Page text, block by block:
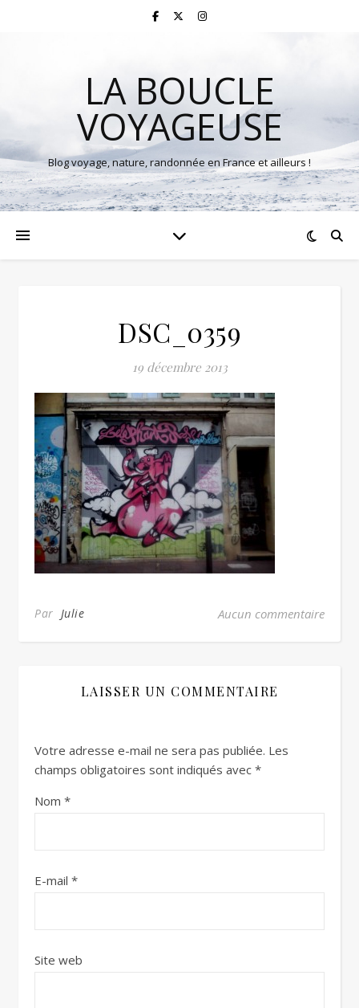
LA BOUCLE
VOYAGEUSE
Blog voyage, nature, randonnée en France et ailleurs !
DSC_0359
19 décembre 2013
Par Julie Aucun commentaire
LAISSER UN COMMENTAIRE
Votre adresse e-mail ne sera pas publiée. Les
champs obligatoires sont indiqués avec *
Nom *
E-mail *
Site web